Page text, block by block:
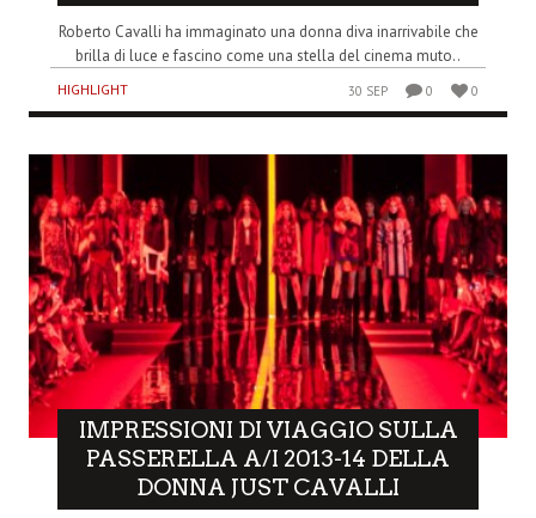
Roberto Cavalli ha immaginato una donna diva inarrivabile che
brilla di luce e fascino come una stella del cinema muto..
HIGHLIGHT 30 SEP 0 0
IMPRESSIONI DI VIAGGIO SULLA
PASSERELLA A/I 2013-14 DELLA
DONNA JUST CAVALLI